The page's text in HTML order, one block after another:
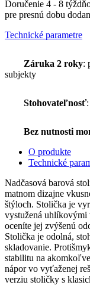
Doručenie 4 - 8
pre presnú dobu
Technické parametre
Záruka 2 roky:
subjekty
Stohovateľnosť
Bez nutnosti
O produkte
Technické
Nadčasová barová
matnom dizajne
štýloch. Stolička je
vystužená uhlíkovými
oceníte jej zvýšenú
Stolička je odolná,
skladovanie.
stabilitu na
nápor vo vyťaženej
verziu stoličky s